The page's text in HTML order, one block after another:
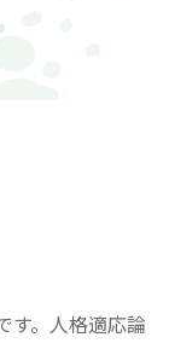
す。人格適応論